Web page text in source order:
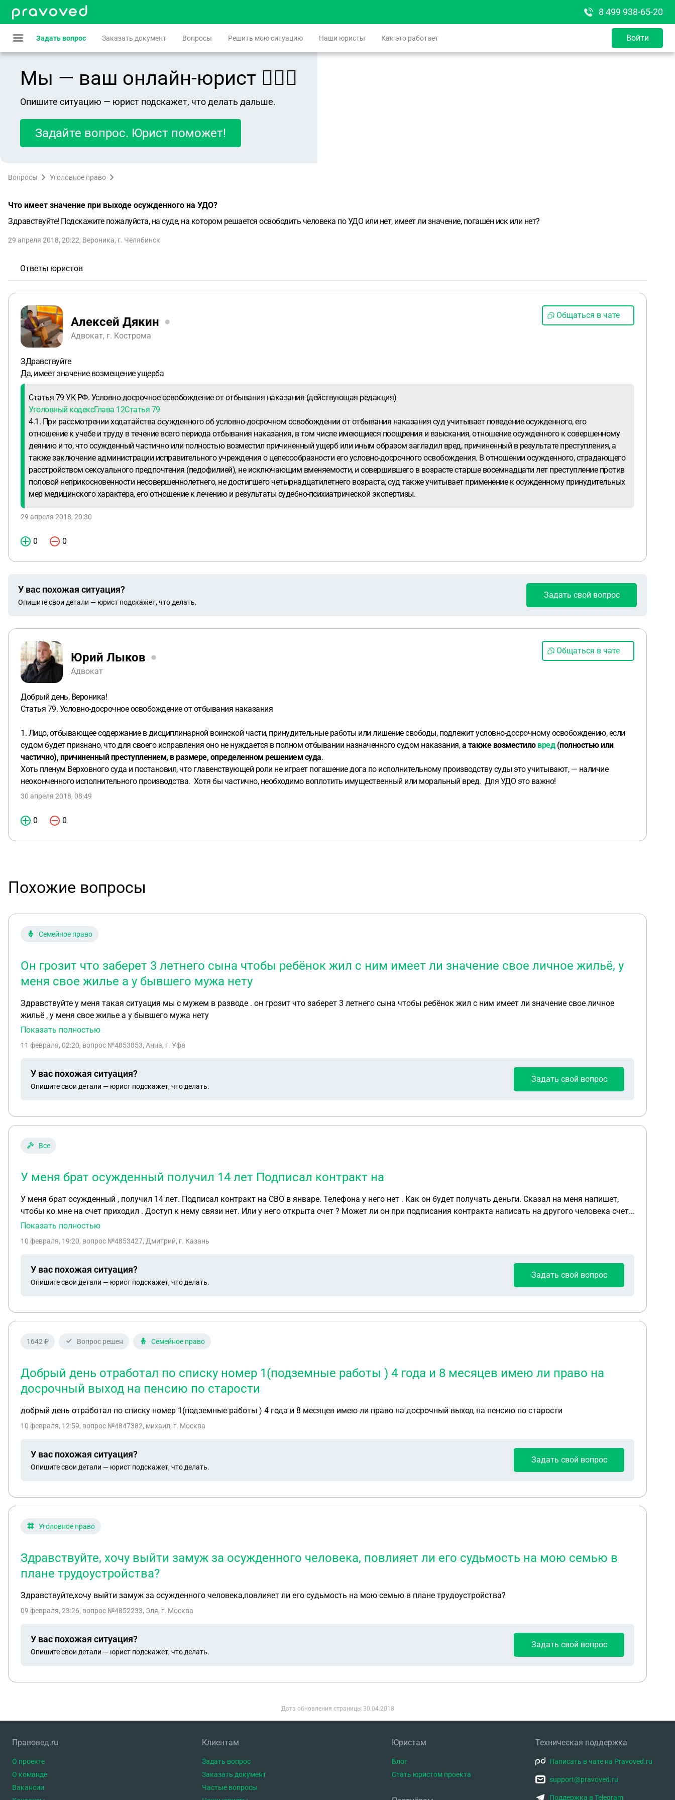
8 499 938-65-20
Задать вопрос Заказать документ Вопросы Решить мою ситуацию Наши юристы Как это работает Войти
Мы — ваш онлайн-юрист 👨🏻‍⚖️
Опишите ситуацию — юрист подскажет, что делать дальше.
Задайте вопрос. Юрист поможет!
Вопросы Уголовное право
Что имеет значение при выходе осужденного на УДО?
Здравствуйте! Подскажите пожалуйста, на суде, на котором решается освободить человека по УДО или нет, имеет ли значение, погашен иск или нет?
29 апреля 2018, 20:22, Вероника, г. Челябинск
Ответы юристов
Алексей Дякин
Адвокат, г. Кострома
Общаться в чате
ЗДравствуйте
Да, имеет значение возмещение ущерба
Статья 79 УК РФ. Условно-досрочное освобождение от отбывания наказания (действующая редакция)
Уголовный кодексГлава 12Статья 79
4.1. При рассмотрении ходатайства осужденного об условно-досрочном освобождении от отбывания наказания суд учитывает поведение осужденного, его
отношение к учебе и труду в течение всего периода отбывания наказания, в том числе имеющиеся поощрения и взыскания, отношение осужденного к совершенному
деянию и то, что осужденный частично или полностью возместил причиненный ущерб или иным образом загладил вред, причиненный в результате преступления, а
также заключение администрации исправительного учреждения о целесообразности его условно-досрочного освобождения. В отношении осужденного, страдающего
расстройством сексуального предпочтения (педофилией), не исключающим вменяемости, и совершившего в возрасте старше восемнадцати лет преступление против
половой неприкосновенности несовершеннолетнего, не достигшего четырнадцатилетнего возраста, суд также учитывает применение к осужденному принудительных
мер медицинского характера, его отношение к лечению и результаты судебно-психиатрической экспертизы.
29 апреля 2018, 20:30
0 0
У вас похожая ситуация?
Опишите свои детали — юрист подскажет, что делать.
Задать свой вопрос
Юрий Лыков
Адвокат
Общаться в чате
Добрый день, Вероника!
Статья 79. Условно-досрочное освобождение от отбывания наказания
1. Лицо, отбывающее содержание в дисциплинарной воинской части, принудительные работы или лишение свободы, подлежит условно-досрочному освобождению, если
судом будет признано, что для своего исправления оно не нуждается в полном отбывании назначенного судом наказания,а также возместило вред(полностью или
частично), причиненный преступлением, в размере, определенном решением суда.
Хоть пленум Верховного суда и постановил, что главенствующей роли не играет погашение дога по исполнительному производству суды это учитывают, — наличие
неоконченного исполнительного производства. Хотя бы частично, необходимо воплотить имущественный или моральный вред. Для УДО это важно!
30 апреля 2018, 08:49
0 0
Похожие вопросы
Семейное право
Он грозит что заберет 3 летнего сына чтобы ребёнок жил с ним имеет ли значение свое личное жильё, у
меня свое жилье а у бывшего мужа нету
Здравствуйте у меня такая ситуация мы с мужем в разводе . он грозит что заберет 3 летнего сына чтобы ребёнок жил с ним имеет ли значение свое личное
жильё , у меня свое жилье а у бывшего мужа нету
Показать полностью
11 февраля, 02:20, вопрос №4853853, Анна, г. Уфа
У вас похожая ситуация?
Опишите свои детали — юрист подскажет, что делать.
Задать свой вопрос
Все
У меня брат осужденный получил 14 лет Подписал контракт на
У меня брат осужденный , получил 14 лет. Подписал контракт на СВО в январе. Телефона у него нет . Как он будет получать деньги. Сказал на меня напишет,
чтобы ко мне на счет приходил . Доступ к нему связи нет. Или у него открыта счет ? Может ли он при подписания контракта написать на другого человека счета
?
Показать полностью
10 февраля, 19:20, вопрос №4853427, Дмитрий, г. Казань
У вас похожая ситуация?
Опишите свои детали — юрист подскажет, что делать.
Задать свой вопрос
1642 ₽ Вопрос решен Семейное право
Добрый день отработал по списку номер 1(подземные работы ) 4 года и 8 месяцев имею ли право на
досрочный выход на пенсию по старости
добрый день отработал по списку номер 1(подземные работы ) 4 года и 8 месяцев имею ли право на досрочный выход на пенсию по старости
10 февраля, 12:59, вопрос №4847382, михаил, г. Москва
У вас похожая ситуация?
Опишите свои детали — юрист подскажет, что делать.
Задать свой вопрос
Уголовное право
Здравствуйте, хочу выйти замуж за осужденного человека, повлияет ли его судьмость на мою семью в
плане трудоустройства?
Здравствуйте,хочу выйти замуж за осужденного человека,повлияет ли его судьмость на мою семью в плане трудоустройства?
09 февраля, 23:26, вопрос №4852233, Эля, г. Москва
У вас похожая ситуация?
Опишите свои детали — юрист подскажет, что делать.
Задать свой вопрос
Дата обновления страницы 30.04.2018
Правовед.ru
О проекте
О команде
Вакансии
Клиентам
Задать вопрос
Заказать документ
Частые вопросы
Юристам
Блог
Стать юристом проекта
Техническая поддержка
Написать в чате на Pravoved.ru
support@pravoved.ru
Поддержка в Telegram